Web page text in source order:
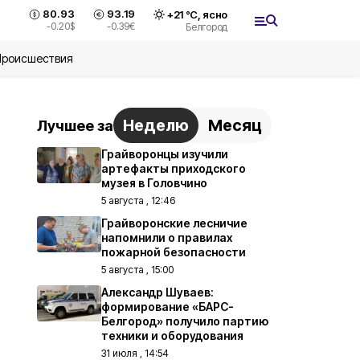
80.93
-0.20$
93.19
-0.39€
+21°С, ясно
Белгород
Лучшее за Неделю Месяц
Грайворонцы изучили
артефакты приходского
музея в Головчино
5 августа , 12:46
Грайворонские лесничие
напомнили о правилах
пожарной безопасности
5 августа , 15:00
Александр Шуваев:
формирование «БАРС-
Белгород» получило партию
техники и оборудования
31 июля , 14:54